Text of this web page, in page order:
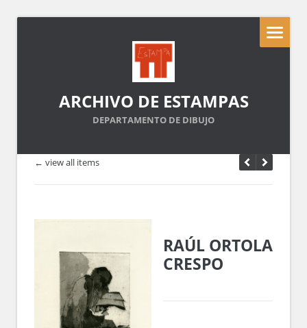
ARCHIVO DE ESTAMPAS
DEPARTAMENTO DE DIBUJO
← view all items
RAÚL ORTOLA
CRESPO